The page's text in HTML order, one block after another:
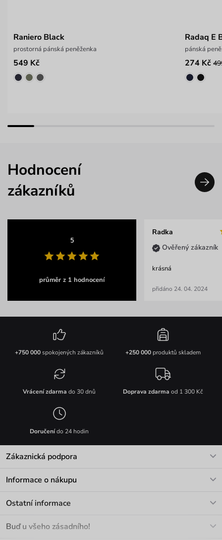
Raniero Black
prostorná pánská peněženka
549 Kč
Radaq E
pánská
274 Kč
Hodnocení
zákazníků
5
průměr z 1 hodnocení
Radka
Ověřený zákazník
krásná
přidáno 24. 04. 2024
+750 000spokojených zákazníků +250 000produktů skladem
Vrácení zdarma do 30 dnů Doprava zdarma od 1 300 Kč
Doručenído 24 hodin
Zákaznická podpora
Informace o nákupu
Materiály a údržba
Ostatní informace
Buď u všeho zásadního!